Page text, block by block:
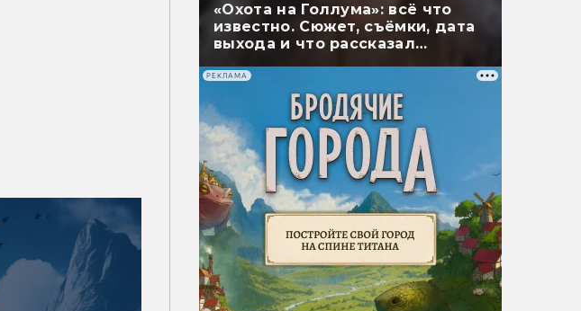
«Охота на Голлума»: всё что
известно. Сюжет, съёмки, дата
выхода и что рассказал
РЕКЛАМА